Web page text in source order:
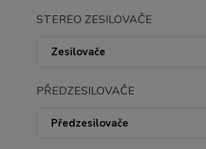
STEREO ZESILOVAČE
Zesilovače
PŘEDZESILOVAČE
Předzesilovače